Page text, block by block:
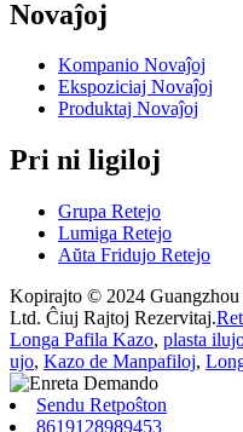
Novaĵoj
Kompanio Novaĵoj
Ekspoziciaj Novaĵoj
Produktaj Novaĵoj
Pri ni ligiloj
Grupa Retejo
Lumiga Retejo
Aŭta Fridujo Retejo
Kopirajto © 2024
Ltd. Ĉiuj Rajtoj Rezervitaj.
Longa Pafila Kazo, plasta
ujo, Kazo de Manpafiloj,
Sendu Retpoŝton
8619128989453